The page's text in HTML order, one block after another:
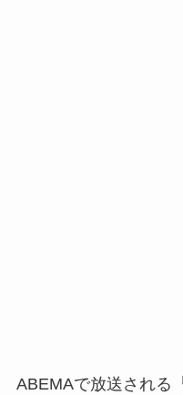
ABEMAで放送される